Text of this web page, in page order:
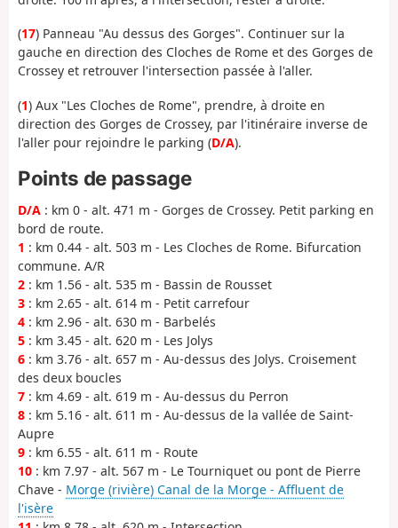
(17) Panneau "Au dessus des Gorges". Continuer sur la
gauche en direction des Cloches de Rome et des Gorges de
Crossey et retrouver l'intersection passée à l'aller.
(1) Aux "Les Cloches de Rome", prendre, à droite en
direction des Gorges de Crossey, par l'itinéraire inverse de
l'aller pour rejoindre le parking (D/A).
Points de passage
D/A : km 0 - alt. 471 m - Gorges de Crossey. Petit parking en
bord de route.
1 : km 0.44 - alt. 503 m - Les Cloches de Rome. Bifurcation
commune. A/R
2 : km 1.56 - alt. 535 m - Bassin de Rousset
3 : km 2.65 - alt. 614 m - Petit carrefour
4 : km 2.96 - alt. 630 m - Barbelés
5 : km 3.45 - alt. 620 m - Les Jolys
6 : km 3.76 - alt. 657 m - Au-dessus des Jolys. Croisement
des deux boucles
7 : km 4.69 - alt. 619 m - Au-dessus du Perron
8 : km 5.16 - alt. 611 m - Au-dessus de la vallée de Saint-
Aupre
9 : km 6.55 - alt. 611 m - Route
10 : km 7.97 - alt. 567 m - Le Tourniquet ou pont de Pierre
Chave - Morge (rivière) Canal de la Morge - Affluent de
l'isère